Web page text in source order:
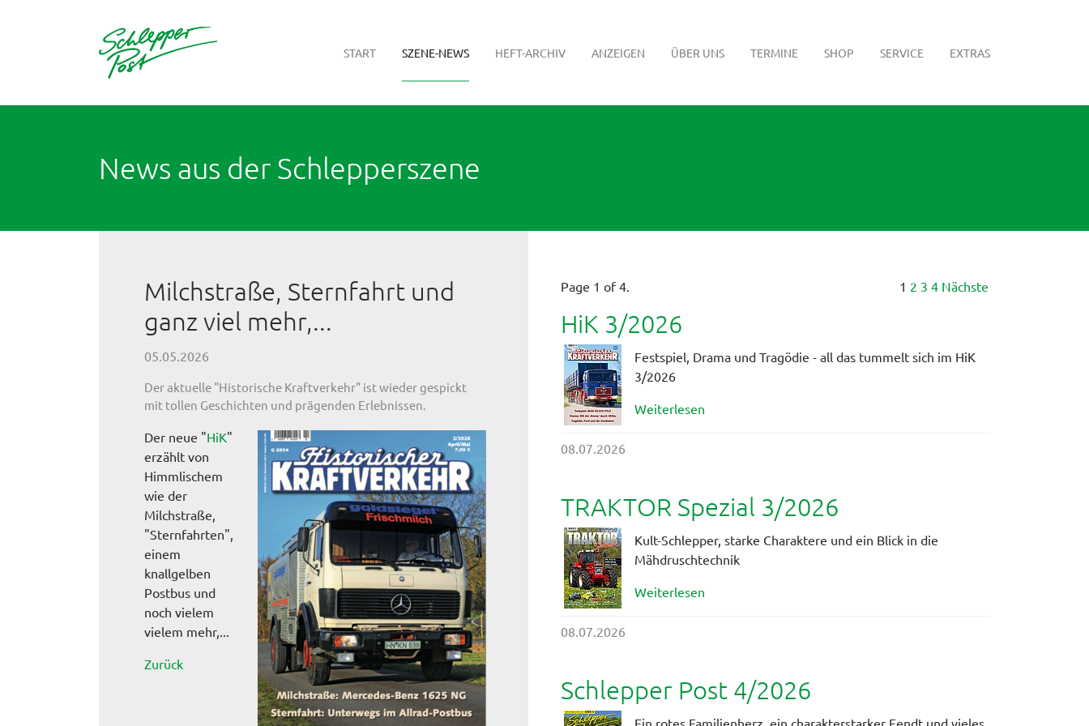
START SZENE-NEWS HEFT-ARCHIV ANZEIGEN ÜBER UNS TERMINE SHOP SERVICE EXTRAS
News aus der Schlepperszene
Milchstraße, Sternfahrt und
ganz viel mehr,...
05.05.2026
Der aktuelle "Historische Kraftverkehr" ist wieder gespickt
mit tollen Geschichten und prägenden Erlebnissen.
Der neue "HiK"
erzählt von
Himmlischem
wie der
Milchstraße,
"Sternfahrten",
einem
knallgelben
Postbus und
noch vielem
vielem mehr,...
Zurück
Page 1 of 4. 1 2 3 4 Nächste
HiK 3/2026
Festspiel, Drama und Tragödie - all das tummelt sich im HiK
3/2026
Weiterlesen
08.07.2026
TRAKTOR Spezial 3/2026
Kult-Schlepper, starke Charaktere und ein Blick in die
Mähdruschtechnik
Weiterlesen
08.07.2026
Schlepper Post 4/2026
Ein rotes Familienherz, ein charakterstarker Fendt und vieles